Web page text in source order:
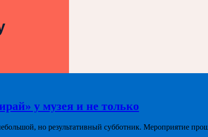
у музея и не только
но результативный субботник. Мероприятие